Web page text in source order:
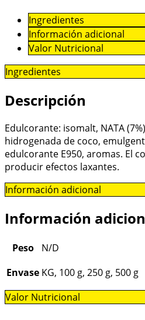
Ingredientes
Información adicional
Valor Nutricional
Ingredientes
Descripción
Edulcorante: isomalt, NATA
hidrogenada de coco,
edulcorante E950, aromas. El
producir efectos laxantes.
Información adicional
Información
Peso
N/D
Envase KG, 100 g, 250 g, 500 g
Valor Nutricional